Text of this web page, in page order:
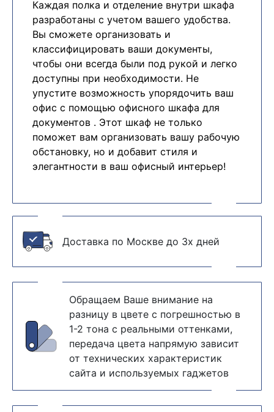
Каждая полка и отделение внутри шкафа
разработаны с учетом вашего удобства.
Вы сможете организовать и
классифицировать ваши документы,
чтобы они всегда были под рукой и легко
доступны при необходимости. Не
упустите возможность упорядочить ваш
офис с помощью офисного шкафа для
документов . Этот шкаф не только
поможет вам организовать вашу рабочую
обстановку, но и добавит стиля и
элегантности в ваш офисный интерьер!
Доставка по Москве до 3х дней
Обращаем Ваше внимание на
разницу в цвете с погрешностью в
1-2 тона с реальными оттенками,
передача цвета напрямую зависит
от технических характеристик
сайта и используемых гаджетов